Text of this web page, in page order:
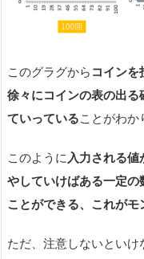
このグラグから コインを
徐々にコインの表の出る
ていっていることがわか
このように 入力される
やしていけばある一定
ことができる、これが
ただ、注意しないといけ